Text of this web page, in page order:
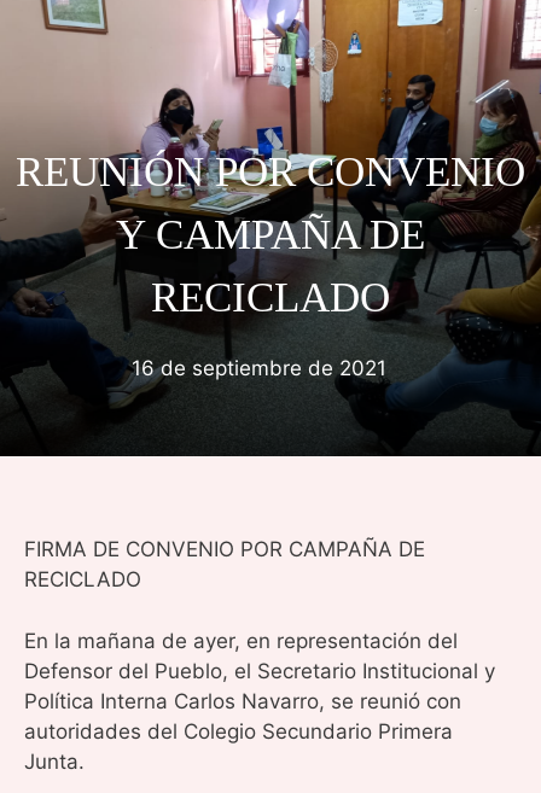
REUNIÓN POR CONVENIO
Y CAMPAÑA DE
RECICLADO
16 de septiembre de 2021
FIRMA DE CONVENIO POR CAMPAÑA DE
RECICLADO
En la mañana de ayer, en representación del
Defensor del Pueblo, el Secretario Institucional y
Política Interna Carlos Navarro, se reunió con
autoridades del Colegio Secundario Primera
Junta.